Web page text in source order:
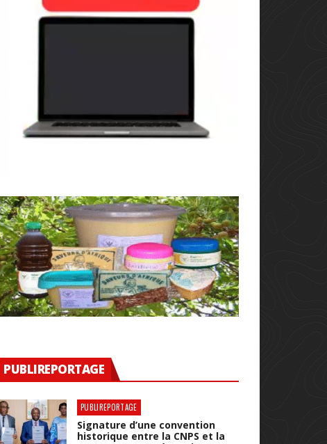
PUBLIREPORTAGE
PUBLIREPORTAGE
Signature d’une convention
historique entre la CNPS et la